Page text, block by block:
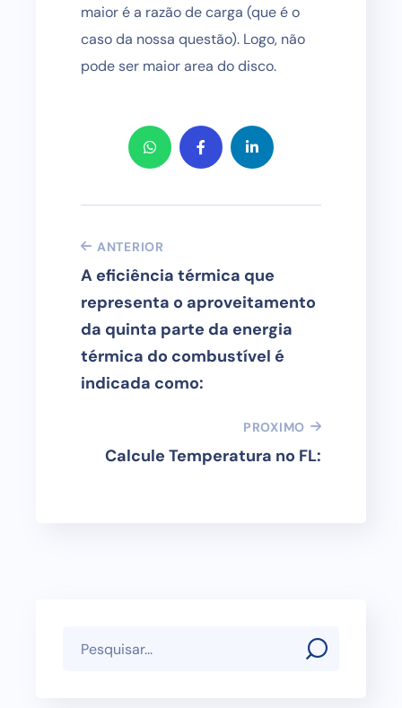
maior é a razão de carga (que é o
caso da nossa questão). Logo, não
pode ser maior area do disco.
ANTERIOR
A eficiência térmica que
representa o aproveitamento
da quinta parte da energia
térmica do combustível é
indicada como:
PROXIMO
Calcule Temperatura no FL: